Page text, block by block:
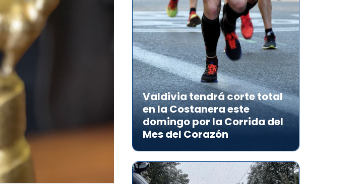
Valdivia tendrá corte total
en la Costanera este
domingo por la Corrida del
Mes del Corazón